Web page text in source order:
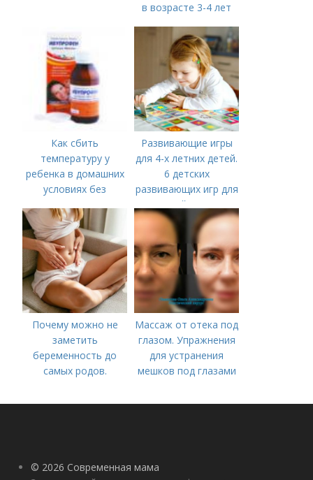
в возрасте 3-4 лет
Как сбить
температуру у
ребенка в домашних
условиях без
причины высокой
температуры у
ребенка?
Развивающие игры
для 4-х летних детей.
6 детских
развивающих игр для
детей 4 лет
Почему можно не
заметить
беременность до
самых родов.
беременность: что
Массаж от отека под
глазом. Упражнения
для устранения
мешков под глазами
© 2026 Современная мама